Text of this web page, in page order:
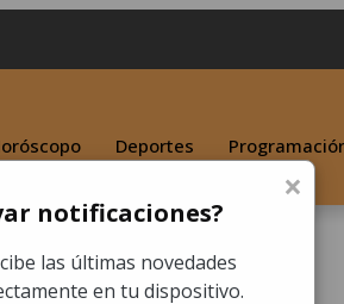
Deportes
×
notificaciones?
las últimas novedades
en tu dispositivo.